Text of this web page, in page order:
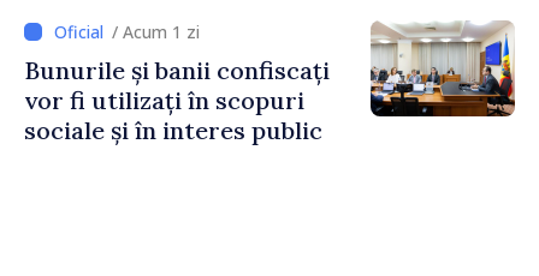
Irlandei de Nord, Fern
Horine / Acum 1 zi
Bunurile și banii confiscați
vor fi utilizați în scopuri
sociale și în interes public